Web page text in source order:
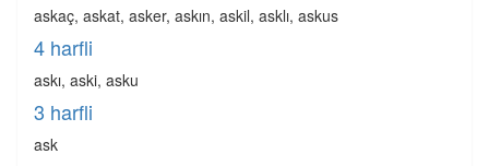
askaç, askat, asker, askın, askil, asklı, askus
4 harfli
askı, aski, asku
3 harfli
ask